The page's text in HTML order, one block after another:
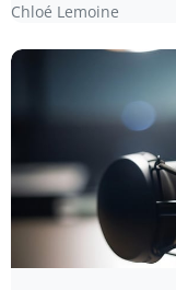
Chloé Lemoine